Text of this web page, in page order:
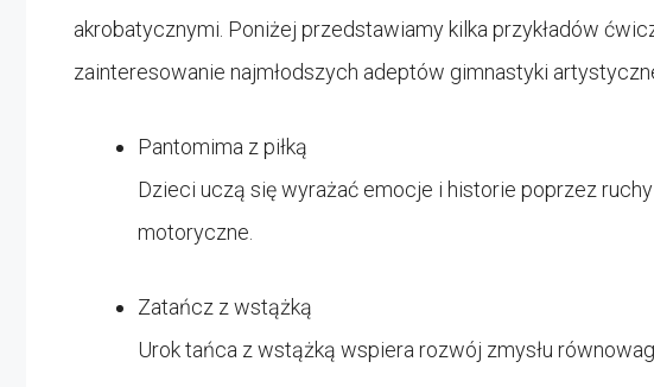
akrobatycznymi. Poniżej przedstawiamy kilka przykładów
zainteresowanie najmłodszych adeptów gimnastyki
Pantomima z piłką
Dzieci uczą się wyrażać emocje i historie poprzez
motoryczne.
Zatańcz z wstążką
Urok tańca z wstążką wspiera rozwój zmysłu